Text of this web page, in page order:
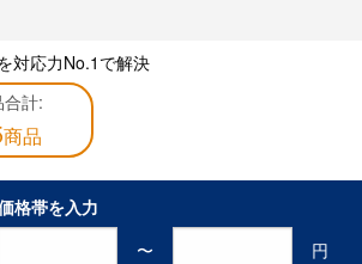
対応力No.1で解決
計:
商品
格帯を入力
〜
円